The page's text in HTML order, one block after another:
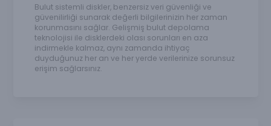
Bulut sistemli diskler, benzersiz veri güvenliği ve
güvenilirliği sunarak değerli bilgilerinizin her zaman
korunmasını sağlar. Gelişmiş bulut depolama
teknolojisi ile disklerdeki olası sorunları en aza
indirmekle kalmaz, aynı zamanda ihtiyaç
duyduğunuz her an ve her yerde verilerinize sorunsuz
erişim sağlarsınız.